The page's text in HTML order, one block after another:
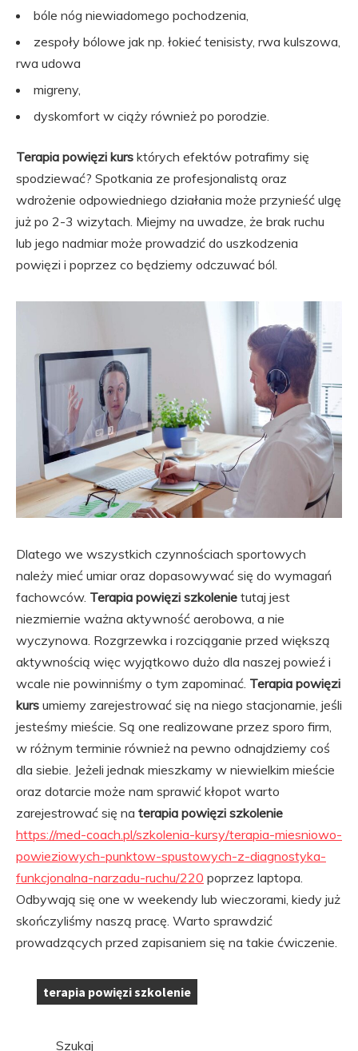
bóle nóg niewiadomego pochodzenia,
zespoły bólowe jak np. łokieć tenisisty, rwa kulszowa,
rwa udowa
migreny,
dyskomfort w ciąży również po porodzie.
Terapia powięzi kurs których efektów potrafimy się
spodziewać? Spotkania ze profesjonalistą oraz
wdrożenie odpowiedniego działania może przynieść ulgę
już po 2-3 wizytach. Miejmy na uwadze, że brak ruchu
lub jego nadmiar może prowadzić do uszkodzenia
powięzi i poprzez co będziemy odczuwać ból.
Dlatego we wszystkich czynnościach sportowych
należy mieć umiar oraz dopasowywać się do wymagań
fachowców. Terapia powięzi szkolenie tutaj jest
niezmiernie ważna aktywność aerobowa, a nie
wyczynowa. Rozgrzewka i rozciąganie przed większą
aktywnością więc wyjątkowo dużo dla naszej powieź i
wcale nie powinniśmy o tym zapominać. Terapia powięzi
kurs umiemy zarejestrować się na niego stacjonarnie, jeśli
jesteśmy mieście. Są one realizowane przez sporo firm,
w różnym terminie również na pewno odnajdziemy coś
dla siebie. Jeżeli jednak mieszkamy w niewielkim mieście
oraz dotarcie może nam sprawić kłopot warto
zarejestrować się na terapia powięzi szkolenie
https://med-coach.pl/szkolenia-kursy/terapia-miesniowo-
powieziowych-punktow-spustowych-z-diagnostyka-
funkcjonalna-narzadu-ruchu/220 poprzez laptopa.
Odbywają się one w weekendy lub wieczorami, kiedy już
skończyliśmy naszą pracę. Warto sprawdzić
prowadzących przed zapisaniem się na takie ćwiczenie.
Tagi:
terapia powięzi szkolenie
PrzejdźSzukaj